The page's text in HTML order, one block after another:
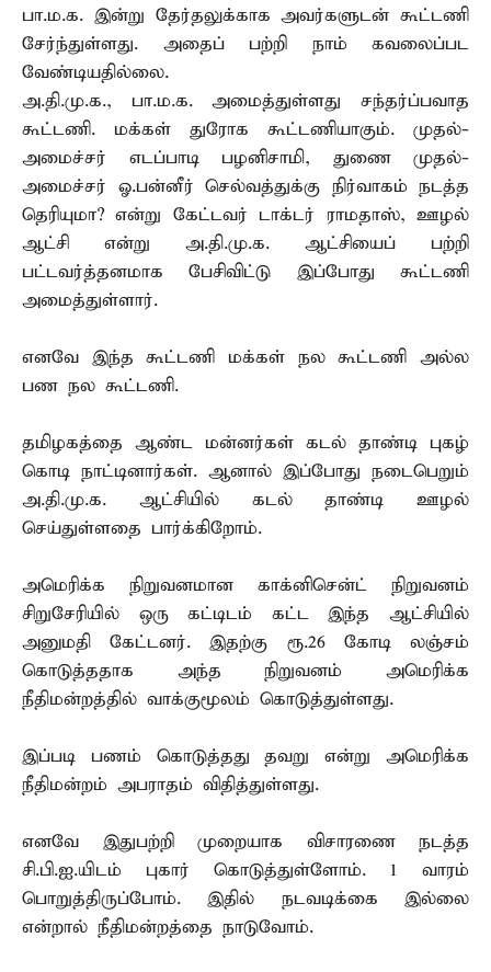
பா.ம.க. இன்று தேர்தலுக்காக அவர்களுடன் கூட்டணி
சேர்ந்துள்ளது. அதைப் பற்றி நாம் கவலைப்பட
வேண்டியதில்லை.
அ.தி.மு.க., பா.ம.க. அமைத்துள்ளது சந்தர்ப்பவாத
கூட்டணி. மக்கள் துரோக கூட்டணியாகும். முதல்-
அமைச்சர் எடப்பாடி பழனிசாமி, துணை முதல்-
அமைச்சர் ஓ.பன்னீர் செல்வத்துக்கு நிர்வாகம் நடத்த
தெரியுமா? என்று கேட்டவர் டாக்டர் ராமதாஸ், ஊழல்
ஆட்சி என்று அ.தி.மு.க. ஆட்சியைப் பற்றி
பட்டவர்த்தனமாக பேசிவிட்டு இப்போது கூட்டணி
அமைத்துள்ளார்.
எனவே இந்த கூட்டணி மக்கள் நல கூட்டணி அல்ல
பண நல கூட்டணி.
தமிழகத்தை ஆண்ட மன்னர்கள் கடல் தாண்டி புகழ்
கொடி நாட்டினார்கள். ஆனால் இப்போது நடைபெறும்
அ.தி.மு.க. ஆட்சியில் கடல் தாண்டி ஊழல்
செய்துள்ளதை பார்க்கிறோம்.
அமெரிக்க நிறுவனமான காக்னிசென்ட் நிறுவனம்
சிறுசேரியில் ஒரு கட்டிடம் கட்ட இந்த ஆட்சியில்
அனுமதி கேட்டனர். இதற்கு ரூ.26 கோடி லஞ்சம்
கொடுத்ததாக அந்த நிறுவனம் அமெரிக்க
நீதிமன்றத்தில் வாக்குமூலம் கொடுத்துள்ளது.
இப்படி பணம் கொடுத்தது தவறு என்று அமெரிக்க
நீதிமன்றம் அபராதம் விதித்துள்ளது.
எனவே இதுபற்றி முறையாக விசாரணை நடத்த
சி.பி.ஐ.யிடம் புகார் கொடுத்துள்ளோம். 1 வாரம்
பொறுத்திருப்போம். இதில் நடவடிக்கை இல்லை
என்றால் நீதிமன்றத்தை நாடுவோம்.